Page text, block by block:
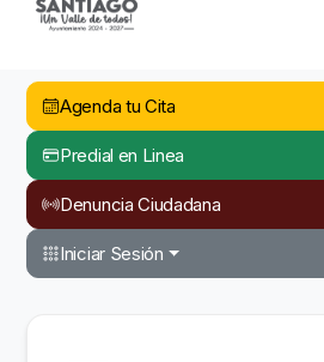
Agenda tu Cita
Predial en Linea
Denuncia Ciudadana
Iniciar Sesión